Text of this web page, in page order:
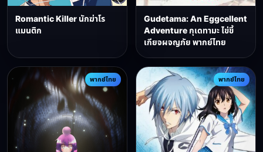
Romantic Killer นักฆ่าโร
แมนติก
Gudetama: An Eggcellent
Adventure กุเดทามะ ไข่ขี้
เกียจผจญภัย พากย์ไทย
พากย์ไทย พากย์ไทย